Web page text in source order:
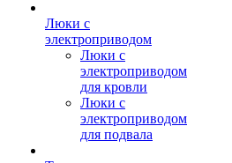
Люки с
электроприводом
Люки с
электроприводом
для кровли
Люки с
электроприводом
для подвала